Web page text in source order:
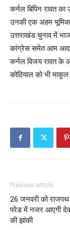
कर्नल बिपिन रावत
उनकी एक अहम
उत्तराखंड चुनाव में
कांग्रेस समेत आम
कर्नल विजय रावत
कोठियाल को भी
Previous article
26 जनवरी को राजपथ
परेड में नजर आएगी
की झांकी